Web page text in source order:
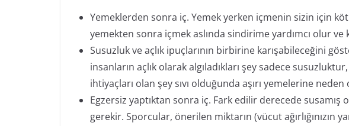
Yemeklerden sonra iç. Yemek yerken içmenin sizin için
yemekten sonra içmek aslında sindirime yardımcı olur ve
Susuzluk ve açlık ipuçlarının birbirine karışabileceğini
insanların açlık olarak algıladıkları şey sadece
ihtiyaçları olan şey sıvı olduğunda aşırı yemelerine
Egzersiz yaptıktan sonra iç. Fark edilir derecede susamış
gerekir. Sporcular, önerilen miktarın (vücut ağırlığınızın